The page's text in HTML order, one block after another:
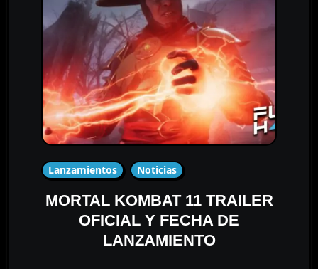
Lanzamientos Noticias
MORTAL KOMBAT 11 TRAILER
OFICIAL Y FECHA DE
LANZAMIENTO